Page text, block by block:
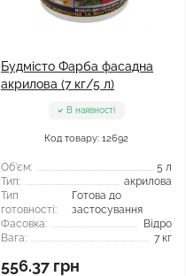
Будмісто Фарба фасадна
акрилова (7 кг/5 л)
В наявності
Код товару: 12692
Об'єм:
5 л
Тип:
акрилова
Тип
готовності:
Готова до
застосування
Фасовка:
Відро
Вага:
7 кг
556.37 грн